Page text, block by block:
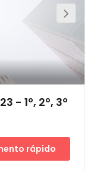
- 1º, 2º, 3º
rápido